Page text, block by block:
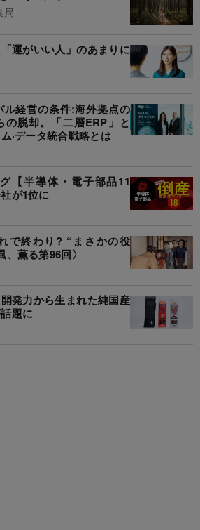
局
運がいい人」のあまりに
経営の条件:海外拠点の
の脱却。「二層ERP」と
·データ統合戦略とは
【半導体・電子部品11
が1位に
で終わり? “まさかの役
薫る第96回〉
発力から生まれた純国産
題に